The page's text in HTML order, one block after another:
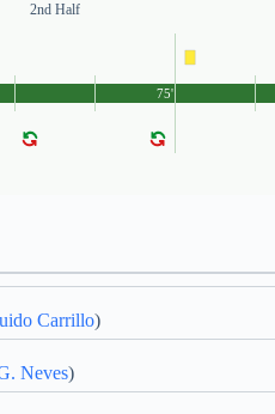
2nd Half
75'
Carrillo)
Neves)